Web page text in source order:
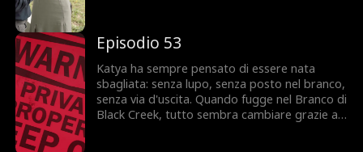
condannarla, e qualcuno del suo passato è
pronto a riprendersela a ogni costo. Fidarsi di
Ezra sarà la sua salvezza... o il suo errore più
grande?
Episodio 53
Katya ha sempre pensato di essere nata
sbagliata: senza lupo, senza posto nel branco,
senza via d'uscita. Quando fugge nel Branco di
Black Creek, tutto sembra cambiare grazie a